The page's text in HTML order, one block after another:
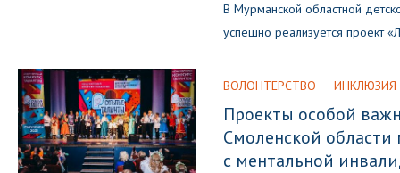
В Мурманской областной
успешно реализуется проект
ВОЛОНТЕРСТВО ИНКЛЮЗИЯ
Проекты особой
Смоленской
с ментальной